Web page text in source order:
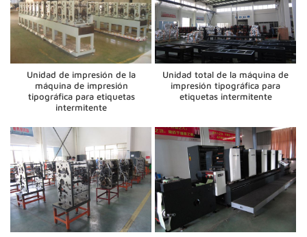
Unidad de impresión de la
máquina de impresión
tipográfica para etiquetas
intermitente
Unidad total de la máquina de
impresión tipográfica para
etiquetas intermitente